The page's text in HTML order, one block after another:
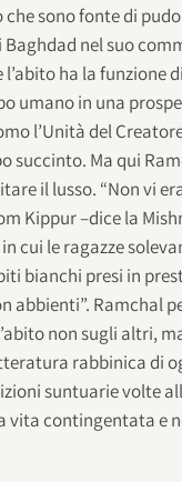
sono fonte di
Baghdad nel suo
l’abito ha la funzione
umano in una
l’Unità del
succinto. Ma qui
il lusso. “Non vi
Kippur –dice la
cui le ragazze
bianchi presi in
abbienti”. Ramchal
non sugli altri,
rabbinica di
suntuarie volte
vita contingentata e